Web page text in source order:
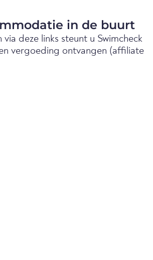
in de buurt
deze links steunt u Swimcheck
vergoeding ontvangen (affiliate